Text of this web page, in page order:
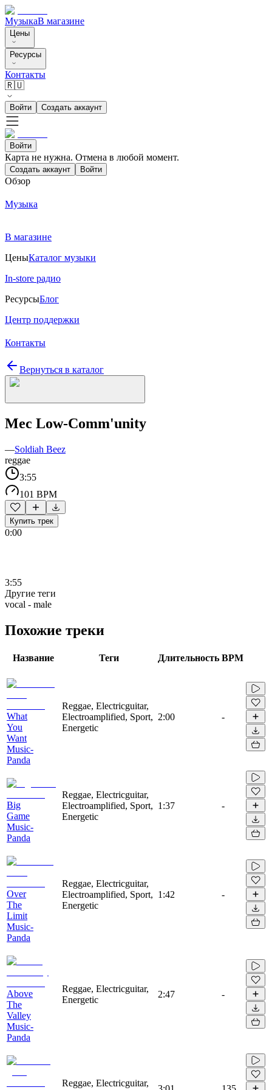
МузыкаВ магазине
Цены
Ресурсы
Контакты
🇷🇺
Войти Создать аккаунт
Войти
Карта не нужна. Отмена в любой момент.
Создать аккаунт Войти
Обзор
Музыка
В магазине
ЦеныКаталог музыки
In-store радио
РесурсыБлог
Центр поддержки
Контакты
Вернуться в каталог
Mec Low-Comm'unity
—Soldiah Beez
reggae
3:55
101 BPM
Купить трек
0:00
3:55
Другие теги
vocal - male
Похожие треки
Название Теги Длительность BPM
What
You
Want
Music-
Panda
Reggae, Electricguitar,
Electroamplified, Sport,
Energetic
2:00 -
Big
Game
Music-
Panda
Reggae, Electricguitar,
Electroamplified, Sport,
Energetic
1:37 -
Over
The
Limit
Music-
Panda
Reggae, Electricguitar,
Electroamplified, Sport,
Energetic
1:42 -
Above
The
Valley
Music-
Panda
Reggae, Electricguitar,
Energetic
2:47 -
Reggae, Electricguitar,